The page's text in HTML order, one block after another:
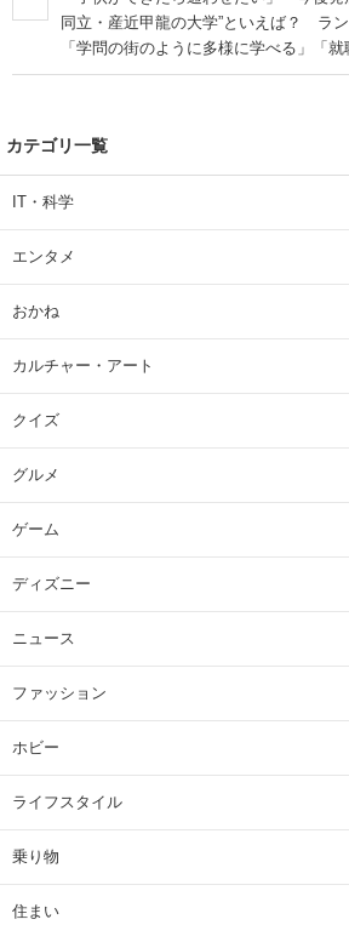
同立・産近甲龍の大学”といえば？ ラ
「学問の街のように多様に学べる」「就
| 大学 ねとらぼリサーチ
カテゴリ一覧
IT・科学
エンタメ
おかね
カルチャー・アート
クイズ
グルメ
ゲーム
ディズニー
ニュース
ファッション
ホビー
ライフスタイル
乗り物
住まい